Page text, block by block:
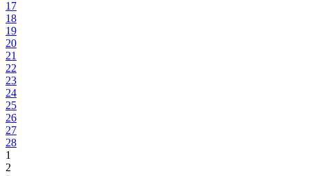
17
18
19
20
21
22
23
24
25
26
27
28
1
2